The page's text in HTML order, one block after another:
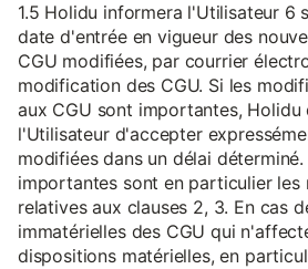
1.5 Holidu informera l'Utilisateur 6
date d'entrée en vigueur des
CGU modifiées, par courrier
modification des CGU. Si les
aux CGU sont importantes, Holidu
l'Utilisateur d'accepter
modifiées dans un délai
importantes sont en particulier les
relatives aux clauses 2, 3. En cas
immatérielles des CGU qui
dispositions matérielles, en